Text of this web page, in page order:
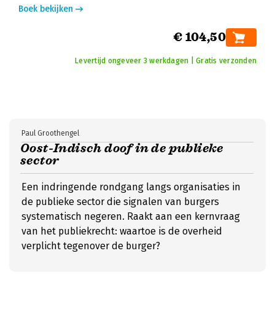
Boek bekijken
€ 104,50
Levertijd ongeveer 3 werkdagen | Gratis verzonden
Oost-Indisch doof in de publieke
sector
Paul Groothengel
Een indringende rondgang langs organisaties in
de publieke sector die signalen van burgers
systematisch negeren. Raakt aan een kernvraag
van het publiekrecht: waartoe is de overheid
verplicht tegenover de burger?